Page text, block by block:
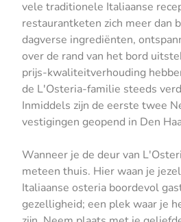
vele traditionele Italiaanse
restaurantketen zich meer dan
dagverse ingrediënten,
over de rand van het bord
prijs-kwaliteitverhouding
de L'Osteria-familie steeds
Inmiddels zijn de eerste twee
vestigingen geopend in Den
Wanneer je de deur van
meteen thuis. Hier waan je
Italiaanse osteria boordevol
gezelligheid; een plek waar je